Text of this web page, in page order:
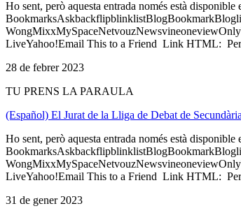
Ho sent, però aquesta entrada només està
LiveYahoo!Email This to a Friend Link HTML:
28 de febrer 2023
TU PRENS LA PARAULA
(Español) El Jurat de la Lliga de Debat de
Ho sent, però aquesta entrada només està
LiveYahoo!Email This to a Friend Link HTML:
31 de gener 2023